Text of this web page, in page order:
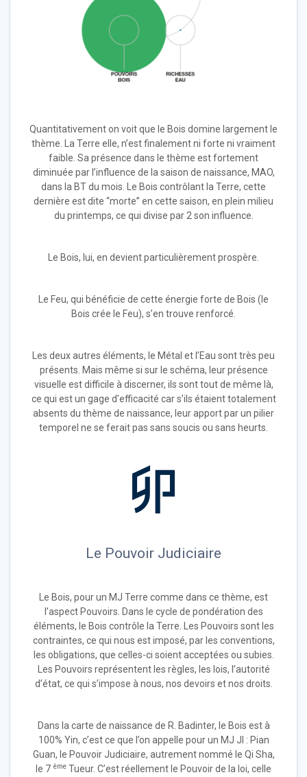
Quantitativement on voit que le Bois domine largement le
thème. La Terre elle, n’est finalement ni forte ni vraiment
faible. Sa présence dans le thème est fortement
diminuée par l’influence de la saison de naissance, MAO,
dans la BT du mois. Le Bois contrôlant la Terre, cette
dernière est dite “morte” en cette saison, en plein milieu
du printemps, ce qui divise par 2 son influence.
Le Bois, lui, en devient particulièrement prospère.
Le Feu, qui bénéficie de cette énergie forte de Bois (le
Bois crée le Feu), s’en trouve renforcé.
Les deux autres éléments, le Métal et l’Eau sont très peu
présents. Mais même si sur le schéma, leur présence
visuelle est difficile à discerner, ils sont tout de même là,
ce qui est un gage d’efficacité car s’ils étaient totalement
absents du thème de naissance, leur apport par un pilier
temporel ne se ferait pas sans soucis ou sans heurts.
Le Pouvoir Judiciaire
Le Bois, pour un MJ Terre comme dans ce thème, est
l’aspect Pouvoirs. Dans le cycle de pondération des
éléments, le Bois contrôle la Terre. Les Pouvoirs sont les
contraintes, ce qui nous est imposé, par les conventions,
les obligations, que celles-ci soient acceptées ou subies.
Les Pouvoirs représentent les règles, les lois, l’autorité
d’état, ce qui s’impose à nous, nos devoirs et nos droits.
Dans la carte de naissance de R. Badinter, le Bois est à
100% Yin, c’est ce que l’on appelle pour un MJ JI : Pian
Guan, le Pouvoir Judiciaire, autrement nommé le Qi Sha,
le 7 èmeTueur. C’est réellement le Pouvoir de la loi, celle